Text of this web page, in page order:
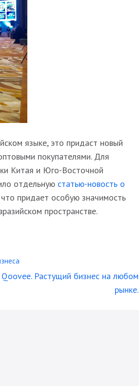
языке, это придаст новый
покупателями. Для
Китая и Юго-Восточной
отдельную статью-новость о
придает особую значимость
пространстве.
Растущий бизнес на любом
рынке.